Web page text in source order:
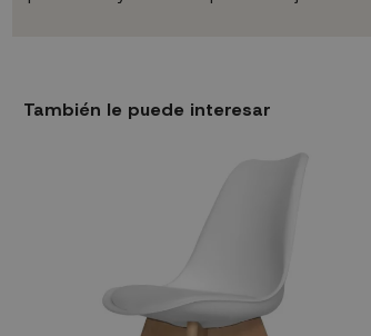
También le puede interesar